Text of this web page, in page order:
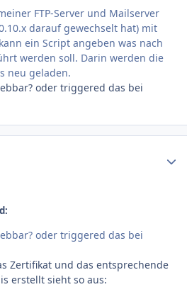
FTP-Server und Mailserver
darauf gewechselt hat) mit
ein Script angeben was nach
werden soll. Darin werden die
neu geladen.
oder triggered das bei
oder triggered das bei
Zertifikat und das entsprechende
erstellt sieht so aus: